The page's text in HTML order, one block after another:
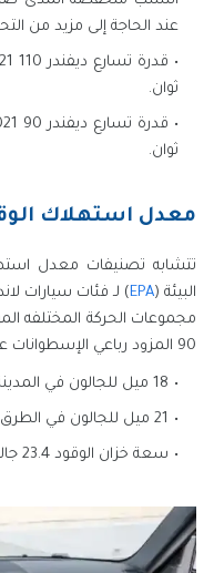
عند الحاجة إلى مزيد من
ثوان.
ثوان.
معدل استهلاك
تتشابه تصنيفات معدل
البيئة (EPA
مجموعات الحركة المختلفه
90 المزود رباعي الإسطوانات على تصنيفات تبلغ :
18 ميل للجالون في المدينة.
21 ميل للجالون في الطرق السريعة.
سعة خزان الوقود 23.4 جالون.